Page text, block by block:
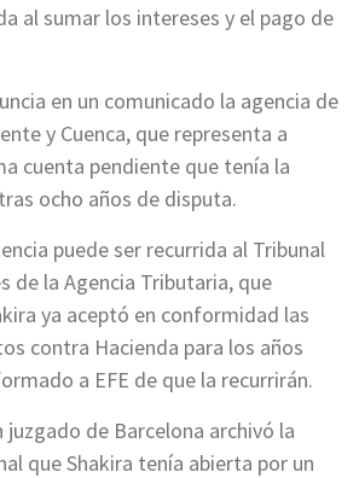
al sumar los intereses y el pago de
en un comunicado la agencia de
y Cuenca, que representa a
cuenta pendiente que tenía la
ocho años de disputa.
puede ser recurrida al Tribunal
de la Agencia Tributaria, que
ya aceptó en conformidad las
contra Hacienda para los años
a EFE de que la recurrirán.
juzgado de Barcelona archivó la
que Shakira tenía abierta por un